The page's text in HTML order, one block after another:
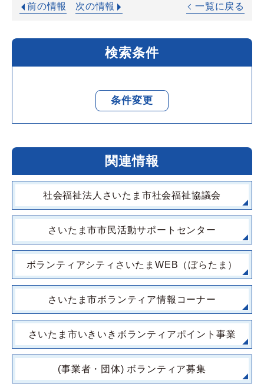
前の情報 次の情報 一覧に戻る
検索条件
条件変更
関連情報
社会福祉法人さいたま市社会福祉協議会
さいたま市市民活動サポートセンター
ボランティアシティさいたまWEB（ぼらたま）
さいたま市ボランティア情報コーナー
さいたま市いきいきボランティアポイント事業
(事業者・団体) ボランティア募集